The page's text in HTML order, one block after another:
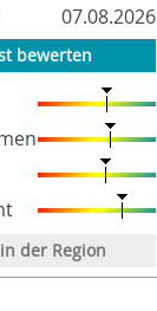
07.08.2026
bewerten
der Region